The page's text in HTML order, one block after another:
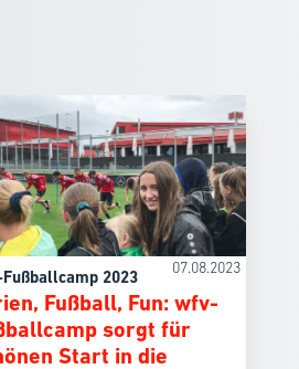
07.08.2023
2023
Fußball, Fun: wfv-
sorgt für
Start in die